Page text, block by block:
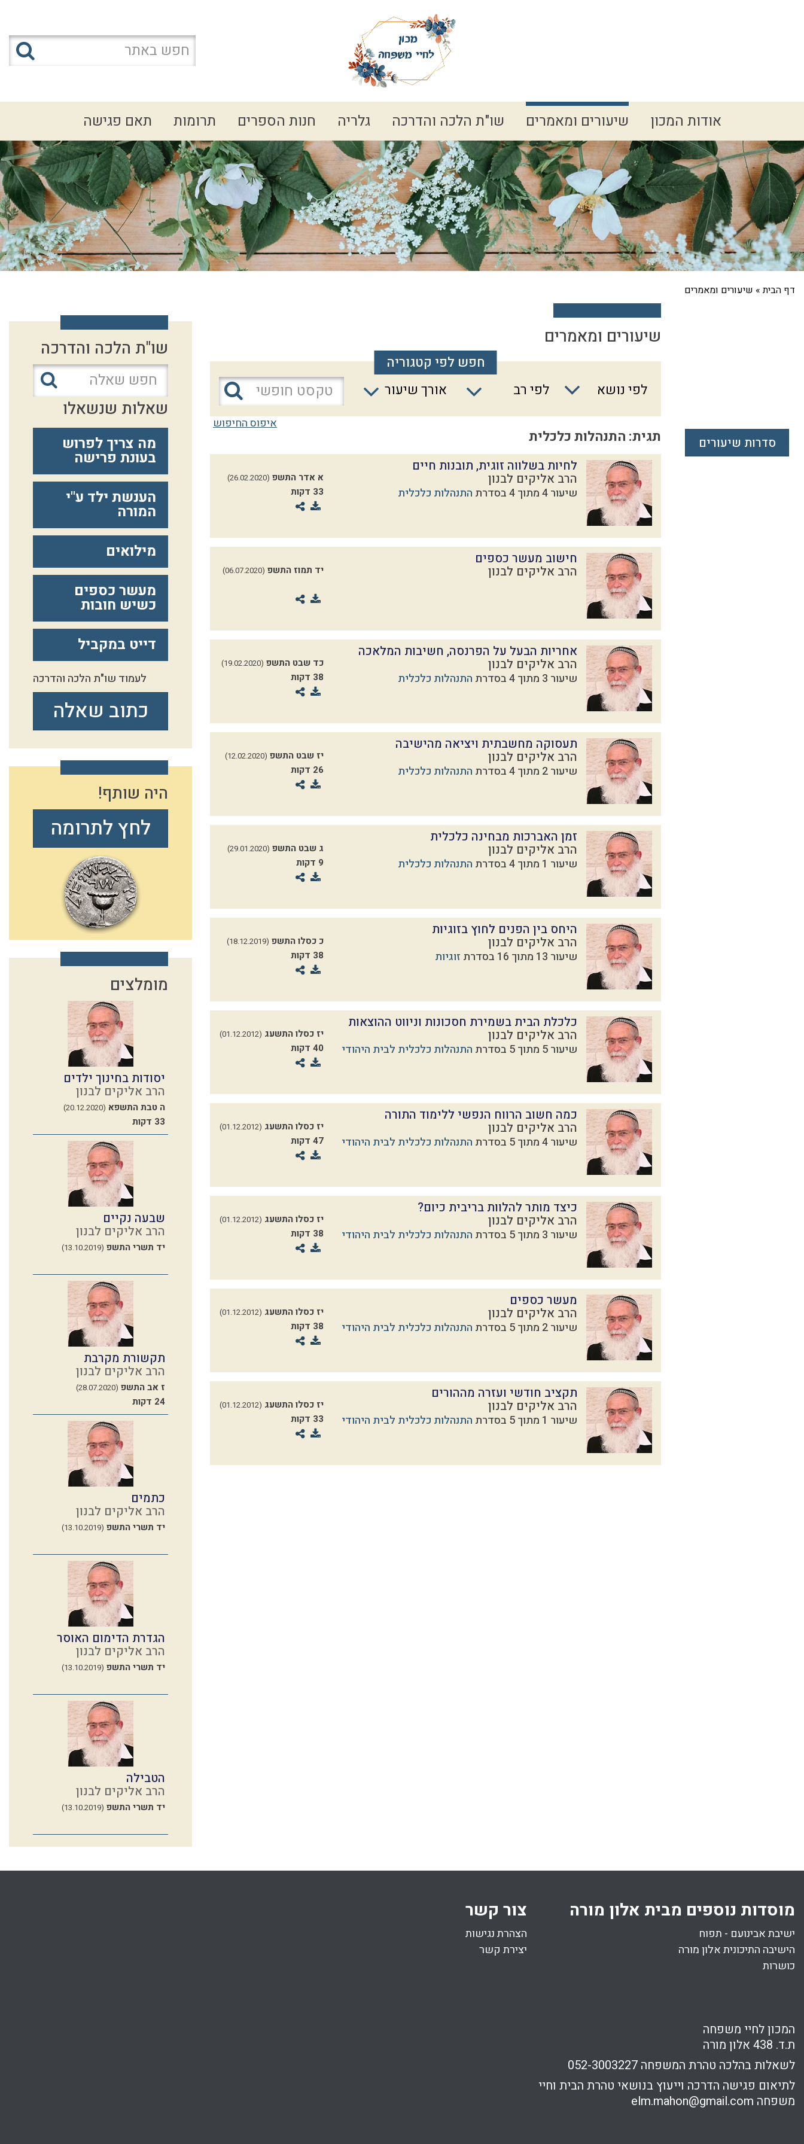
אודות המכון שיעורים ומאמרים שו"ת הלכה והדרכה גלריה חנות הספרים תרומות תאם פגישה
דף הבית» שיעורים ומאמרים
סדרות שיעורים
שיעורים ומאמרים
חפש לפי קטגוריה
איפוס החיפוש
לפי
לפי נושא לפי רב אורך שיעור
תגית: התנהלות כלכלית
לחיות בשלווה זוגית, תובנות חיים
הרב אליקים לבנון
שיעור 4 מתוך 4 בסדרת התנהלות כלכלית
א אדר התשפ (26.02.2020)
33 דקות
חישוב מעשר כספים
הרב אליקים לבנון יד תמוז התשפ (06.07.2020)
אחריות הבעל על הפרנסה, חשיבות המלאכה
הרב אליקים לבנון
שיעור 3 מתוך 4 בסדרת התנהלות כלכלית
כד שבט התשפ (19.02.2020)
38 דקות
תעסוקה מחשבתית ויציאה מהישיבה
הרב אליקים לבנון
שיעור 2 מתוך 4 בסדרת התנהלות כלכלית
יז שבט התשפ (12.02.2020)
26 דקות
זמן האברכות מבחינה כלכלית
הרב אליקים לבנון
שיעור 1 מתוך 4 בסדרת התנהלות כלכלית
ג שבט התשפ (29.01.2020)
9 דקות
היחס בין הפנים לחוץ בזוגיות
הרב אליקים לבנון
שיעור 13 מתוך 16 בסדרת זוגיות
כ כסלו התשפ (18.12.2019)
38 דקות
כלכלת הבית בשמירת חסכונות וניווט ההוצאות
הרב אליקים לבנון
שיעור 5 מתוך 5 בסדרת התנהלות כלכלית לבית היהודי
יז כסלו התשעג (01.12.2012)
40 דקות
כמה חשוב הרווח הנפשי ללימוד התורה
הרב אליקים לבנון
שיעור 4 מתוך 5 בסדרת התנהלות כלכלית לבית היהודי
יז כסלו התשעג (01.12.2012)
47 דקות
כיצד מותר להלוות בריבית כיום?
הרב אליקים לבנון
שיעור 3 מתוך 5 בסדרת התנהלות כלכלית לבית היהודי
יז כסלו התשעג (01.12.2012)
38 דקות
מעשר כספים
הרב אליקים לבנון
שיעור 2 מתוך 5 בסדרת התנהלות כלכלית לבית היהודי
יז כסלו התשעג (01.12.2012)
38 דקות
תקציב חודשי ועזרה מההורים
הרב אליקים לבנון
שיעור 1 מתוך 5 בסדרת התנהלות כלכלית לבית היהודי
יז כסלו התשעג (01.12.2012)
33 דקות
שו"ת הלכה והדרכה
שאלות שנשאלו
מה צריך לפרוש
בעונת פרישה
הענשת ילד ע"י
המורה
מילואים
מעשר כספים
כשיש חובות
דייט במקביל
לעמוד שו"ת הלכה והדרכה
כתוב שאלה
היה שותף!
לחץ לתרומה
מומלצים
יסודות בחינוך ילדים
הרב אליקים לבנון
ה טבת התשפא (20.12.2020)
33 דקות
שבעה נקיים
הרב אליקים לבנון
יד תשרי התשפ (13.10.2019)
תקשורת מקרבת
הרב אליקים לבנון
ז אב התשפ (28.07.2020)
24 דקות
כתמים
הרב אליקים לבנון
יד תשרי התשפ (13.10.2019)
הגדרת הדימום האוסר
הרב אליקים לבנון
יד תשרי התשפ (13.10.2019)
הטבילה
הרב אליקים לבנון
יד תשרי התשפ (13.10.2019)
מוסדות נוספים מבית אלון מורה
ישיבת אבינועם - תפוח
הישיבה התיכונית אלון מורה
כושרות
צור קשר
הצהרת נגישות
יצירת קשר
המכון לחיי משפחה
ת.ד. 438 אלון מורה
לשאלות בהלכה טהרת המשפחה 052-3003227
לתיאום פגישה הדרכה וייעוץ בנושאי טהרת הבית וחיי
משפחה elm.mahon@gmail.com